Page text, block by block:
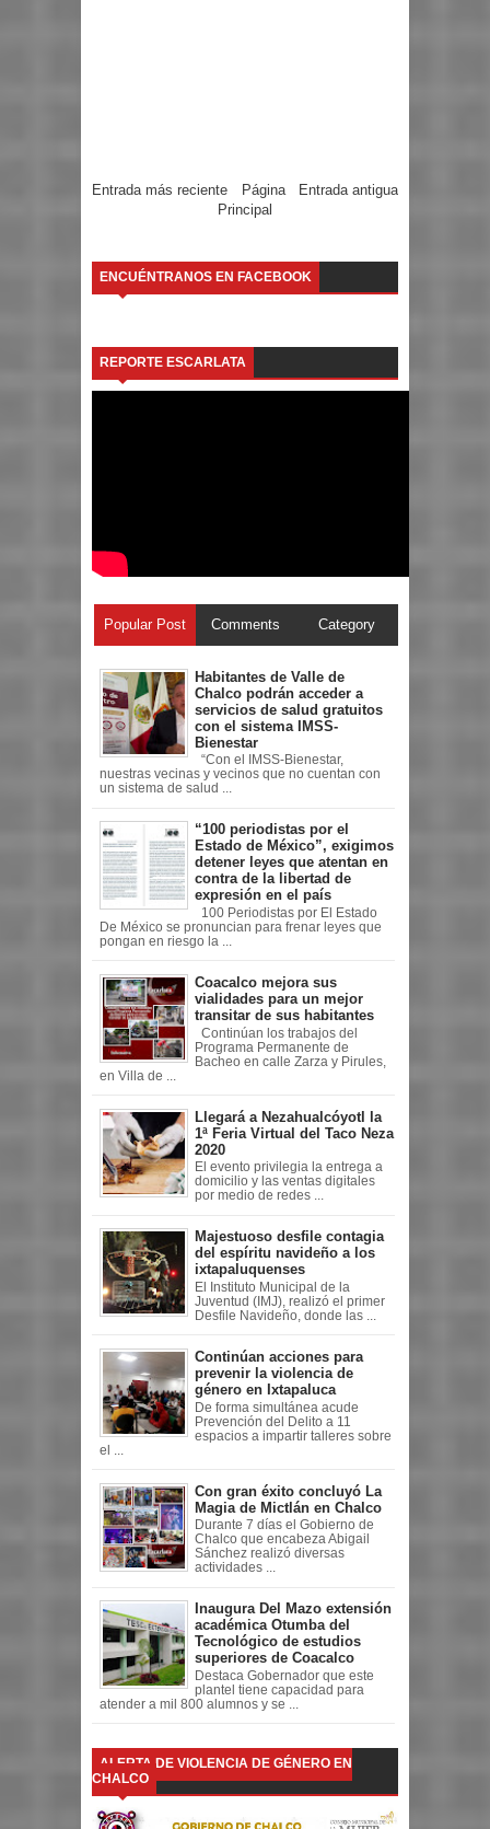
Entrada más reciente Entrada antigua
Página
Principal
ENCUÉNTRANOS EN FACEBOOK
REPORTE ESCARLATA
Popular Post Comments Category
Habitantes de Valle de
Chalco podrán acceder a
servicios de salud gratuitos
con el sistema IMSS-
Bienestar
“Con el IMSS-Bienestar,
nuestras vecinas y vecinos que no cuentan con
un sistema de salud ...
“100 periodistas por el
Estado de México”, exigimos
detener leyes que atentan en
contra de la libertad de
expresión en el país
100 Periodistas por El Estado
De México se pronuncian para frenar leyes que
pongan en riesgo la ...
Coacalco mejora sus
vialidades para un mejor
transitar de sus habitantes
Continúan los trabajos del
Programa Permanente de
Bacheo en calle Zarza y Pirules,
en Villa de ...
Llegará a Nezahualcóyotl la
1ª Feria Virtual del Taco Neza
2020
El evento privilegia la entrega a
domicilio y las ventas digitales
por medio de redes ...
Majestuoso desfile contagia
del espíritu navideño a los
ixtapaluquenses
El Instituto Municipal de la
Juventud (IMJ), realizó el primer
Desfile Navideño, donde las ...
Continúan acciones para
prevenir la violencia de
género en Ixtapaluca
De forma simultánea acude
Prevención del Delito a 11
espacios a impartir talleres sobre
el ...
Con gran éxito concluyó La
Magia de Mictlán en Chalco
Durante 7 días el Gobierno de
Chalco que encabeza Abigail
Sánchez realizó diversas
actividades ...
Inaugura Del Mazo extensión
académica Otumba del
Tecnológico de estudios
superiores de Coacalco
Destaca Gobernador que este
plantel tiene capacidad para
atender a mil 800 alumnos y se ...
ALERTA DE VIOLENCIA DE GÉNERO EN
CHALCO